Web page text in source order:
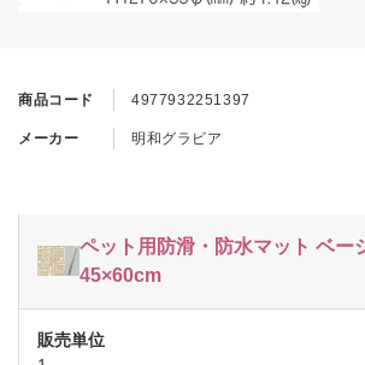
商品コード 4977932251397
メーカー 明和グラビア
ペット用防滑・防水マット ベー
45×60cm